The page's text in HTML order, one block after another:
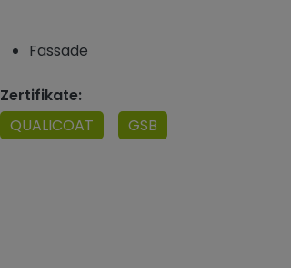
Fassade
Zertifikate:
QUALICOAT
GSB